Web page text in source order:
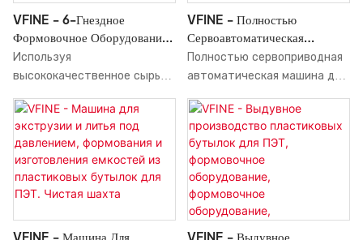
непревзойденными
выдающимися
преимуществами с точки
зрения производительности,
качества, внешнего вида и т.
д. и пользуется хорошей
репутацией на рынке.
ценовых машин, машин для
формования. Таким образом,
продукт уже используется в
самых разных приложениях,
таких как машина для
выдувного формования.
VFINE - 6-Гнездное
Формовочное Оборудование
Для ПЭТ-Пластиковых
Бутылок, Производство,
Машин, Завод, Ул.
Используя
высококачественное сырье,
современное оборудование,
мы гарантируем
безупречное качество
нашей продукции: литье под
давлением 6-гнездных
производство выдувных
VFINE - Полностью
Сервоавтоматическая
Машина Для Производства
Бутылок Из Полиэтилена
Для Минеральной Воды
Методом Выдува.
Полностью сервоприводная
автоматическая машина для
емкостей для минеральной
воды из полиэтилена
высокой плотности (ПЭВП)
для производства
формовочных систем. Цена
на продажу. Цена на
формовочные системы
VFINE - Машина Для
VFINE - Выдувное